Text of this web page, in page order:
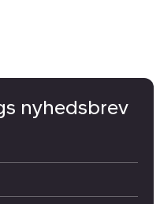
nyhedsbrev